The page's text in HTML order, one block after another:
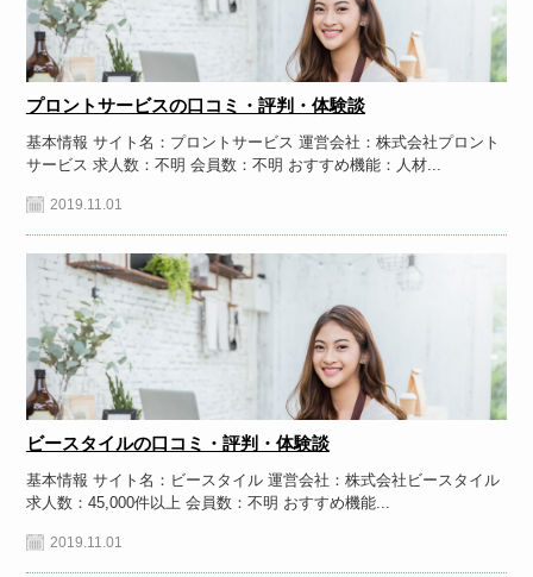
プロントサービスの口コミ・評判・体験談
基本情報 サイト名：プロントサービス 運営会社：株式会社プロント
サービス 求人数：不明 会員数：不明 おすすめ機能：人材...
2019.11.01
ビースタイルの口コミ・評判・体験談
基本情報 サイト名：ビースタイル 運営会社：株式会社ビースタイル
求人数：45,000件以上 会員数：不明 おすすめ機能...
2019.11.01